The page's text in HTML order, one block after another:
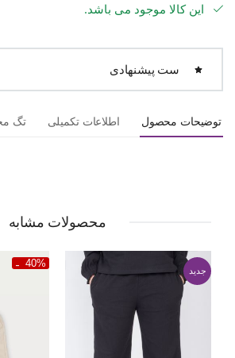
این کالا موجود می باشد.
ست پیشنهادی
توضیحات محصول اطلاعات تکمیلی تگ
محصولات مشابه
جدید
40%